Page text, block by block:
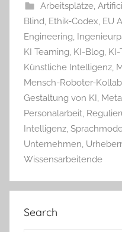
Arbeitsplätze,
Blind, Ethik-Codex, EU
Engineering,
KI Teaming, KI-Blog, KI-
Künstliche Intelligenz,
Mensch-Roboter-
Gestaltung von KI, Meta
Personalarbeit,
Intelligenz,
Unternehmen,
Wissensarbeitende
Search